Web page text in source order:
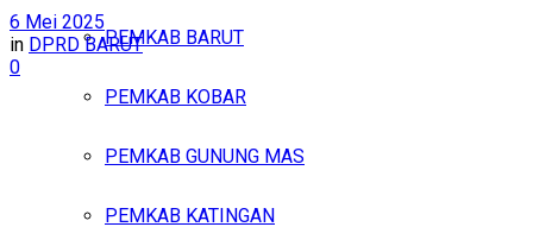
PEMKAB BARUT
PEMKAB KOBAR
PEMKAB GUNUNG MAS
PEMKAB KATINGAN
6 Mei 2025
in DPRD BARUT
0